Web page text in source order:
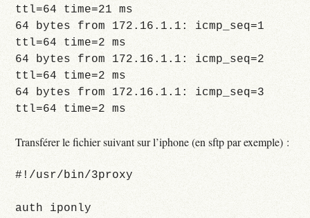
ttl=64 time=21 ms
64 bytes from 172.16.1.1: icmp_seq=1
ttl=64 time=2 ms
64 bytes from 172.16.1.1: icmp_seq=2
ttl=64 time=2 ms
64 bytes from 172.16.1.1: icmp_seq=3
ttl=64 time=2 ms
Transférer le fichier suivant sur l’iphone (en sftp par exemple) :
#!/usr/bin/3proxy
auth iponly